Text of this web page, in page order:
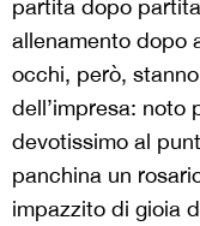
partita dopo
allenamento dopo
occhi, però,
dell’impresa: noto
devotissimo al
panchina un
impazzito di gioia